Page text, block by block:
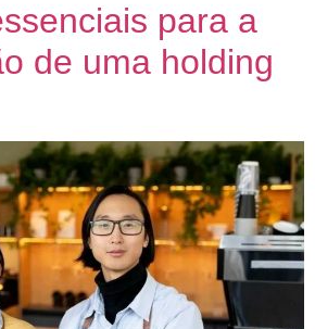
para a
de uma holding